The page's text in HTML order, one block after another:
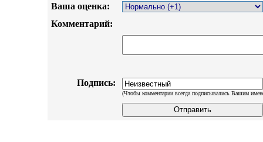
Ваша оценка:
Комментарий:
Подпись:
(Чтобы комментарии всегда подписывались Вашим